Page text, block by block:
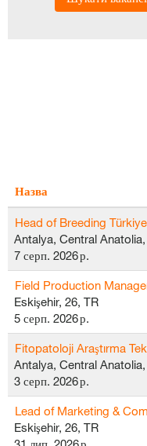
Назва
Head of Breeding Türkiye
Antalya, Central
7 серп. 2026 р.
Field Production
Eskişehir, 26, TR
5 серп. 2026 р.
Fitopatoloji Araştırma
Antalya, Central
3 серп. 2026 р.
Lead of Marketing &
Eskişehir, 26, TR